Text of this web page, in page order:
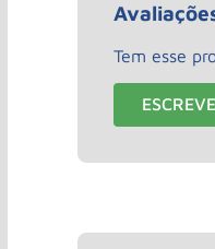
Tem esse